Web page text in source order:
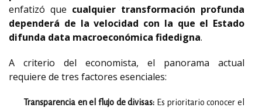
enfatizó que cualquier transformación profunda
dependerá de la velocidad con la que el Estado
difunda data macroeconómica fidedigna.
A criterio del economista, el panorama actual
requiere de tres factores esenciales:
Transparencia en el flujo de divisas: Es prioritario conocer el